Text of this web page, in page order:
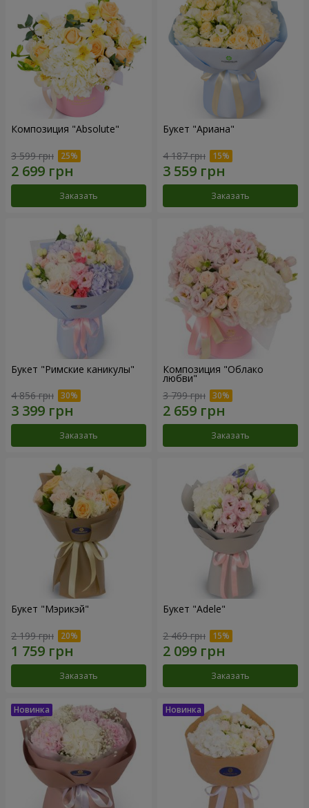
Композиция "Absolute"
3 599 грн
Заказать
Букет "Ариана"
4 187 грн
Заказать
Букет "Римские каникулы"
4 856 грн
Заказать
Композиция "Облако
любви"
3 799 грн
Заказать
Букет "Мэрикэй"
2 199 грн
Заказать
Букет "Adele"
2 469 грн
Заказать